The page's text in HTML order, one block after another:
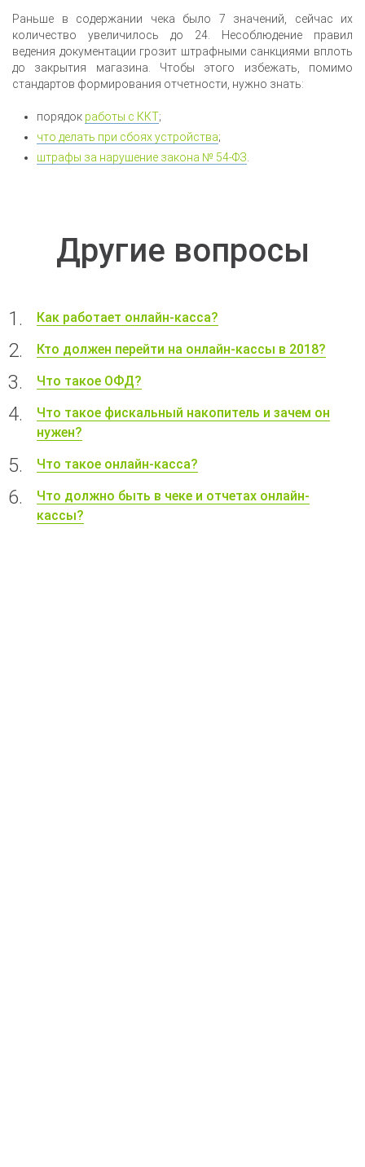
Раньше в содержании чека было 7 значений, сейчас их
количество увеличилось до 24. Несоблюдение правил
ведения документации грозит штрафными санкциями вплоть
до закрытия магазина. Чтобы этого избежать, помимо
стандартов формирования отчетности, нужно знать:
порядок работы с ККТ;
что делать при сбоях устройства;
штрафы за нарушение закона № 54-ФЗ.
Другие вопросы
Как работает онлайн-касса?
Кто должен перейти на онлайн-кассы в 2018?
Что такое ОФД?
Что такое фискальный накопитель и зачем он
нужен?
Что такое онлайн-касса?
Что должно быть в чеке и отчетах онлайн-
кассы?